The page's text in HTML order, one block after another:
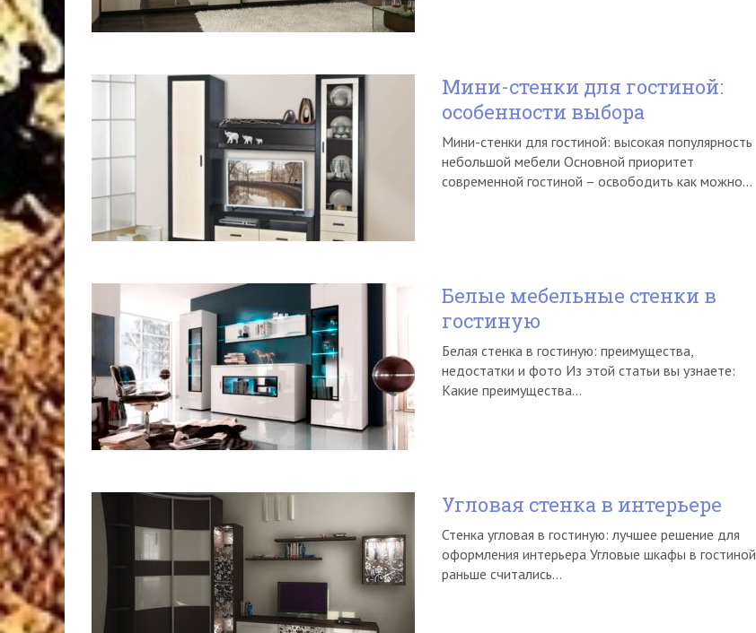
Мини-стенки для гостиной:
особенности выбора
Мини-стенки для гостиной: высокая популярность
небольшой мебели Основной приоритет
современной гостиной – освободить как можно…
Белые мебельные стенки в
гостиную
Белая стенка в гостиную: преимущества,
недостатки и фото Из этой статьи вы узнаете:
Какие преимущества…
Угловая стенка в интерьере
Стенка угловая в гостиную: лучшее решение для
оформления интерьера Угловые шкафы в гостиной
раньше считались…